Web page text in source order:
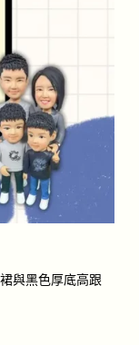
與黑色厚底高跟